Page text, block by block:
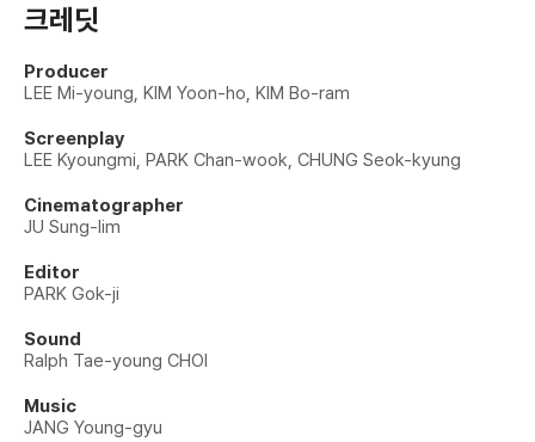
크레딧
Producer
LEE Mi-young, KIM Yoon-ho, KIM Bo-ram
Screenplay
LEE Kyoungmi, PARK Chan-wook, CHUNG Seok-kyung
Cinematographer
JU Sung-lim
Editor
PARK Gok-ji
Sound
Ralph Tae-young CHOI
Music
JANG Young-gyu